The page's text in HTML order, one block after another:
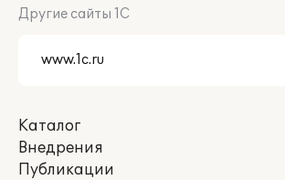
Другие сайты 1С
Каталог
Внедрения
Публикации